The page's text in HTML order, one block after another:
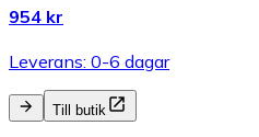
954 kr
Leverans: 0-6 dagar
Till butik